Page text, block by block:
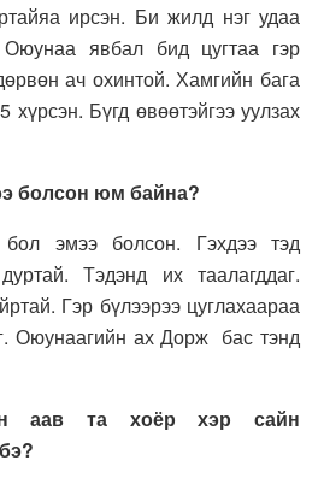
ирсэн. Би жилд нэг удаа
явбал бид цугтаа гэр
ач охинтой. Хамгийн бага
хүрсэн. Бүгд өвөөтэйгээ уулзах
болсон юм байна?
эмээ болсон. Гэхдээ тэд
Тэдэнд их таалагддаг.
Гэр бүлээрээ цуглахаараа
Оюунаагийн ах Дорж бас тэнд
аав та хоёр хэр сайн